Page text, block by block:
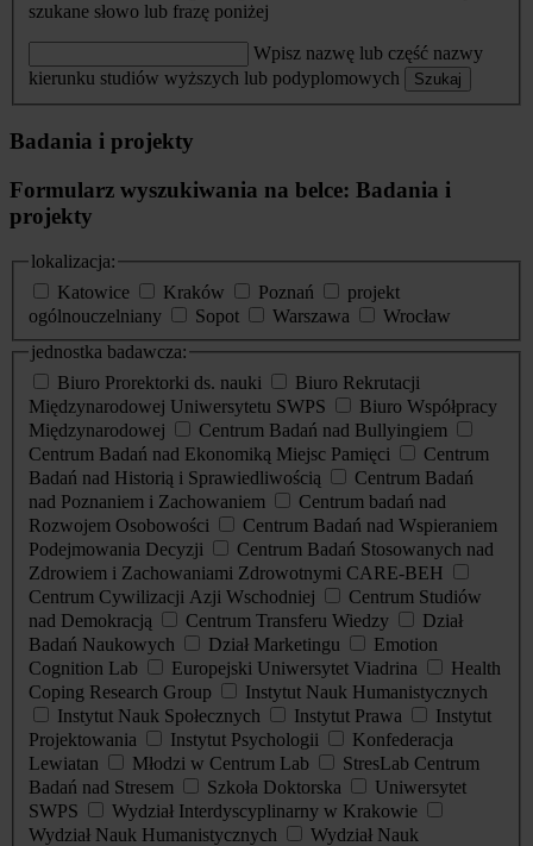
szukane słowo lub frazę poniżej
Wpisz nazwę lub część nazwy
kierunku studiów wyższych lub podyplomowych
Szukaj
Badania i projekty
Formularz wyszukiwania na belce: Badania i
projekty
lokalizacja:
Katowice
Kraków Poznań
projekt
ogólnouczelniany
Sopot Warszawa
Wrocław
jednostka badawcza:
Biuro Prorektorki ds. nauki
Biuro Rekrutacji
Międzynarodowej Uniwersytetu SWPS
Biuro Współpracy
Międzynarodowej
Centrum Badań nad Bullyingiem
Centrum Badań nad Ekonomiką Miejsc Pamięci
Centrum
Badań nad Historią i Sprawiedliwością
Centrum Badań
nad Poznaniem i Zachowaniem
Centrum badań nad
Rozwojem Osobowości
Centrum Badań nad Wspieraniem
Podejmowania Decyzji
Centrum Badań Stosowanych nad
Zdrowiem i Zachowaniami Zdrowotnymi CARE-BEH
Centrum Cywilizacji Azji Wschodniej
Centrum Studiów
nad Demokracją
Centrum Transferu Wiedzy
Dział
Badań Naukowych
Dział Marketingu
Emotion
Cognition Lab
Europejski Uniwersytet Viadrina
Health
Coping Research Group
Instytut Nauk Humanistycznych
Instytut Nauk Społecznych
Instytut Prawa
Instytut
Projektowania
Instytut Psychologii
Konfederacja
Lewiatan
Młodzi w Centrum Lab
StresLab Centrum
Badań nad Stresem
Szkoła Doktorska
Uniwersytet
SWPS
Wydział Interdyscyplinarny w Krakowie
Wydział Nauk Humanistycznych
Wydział Nauk